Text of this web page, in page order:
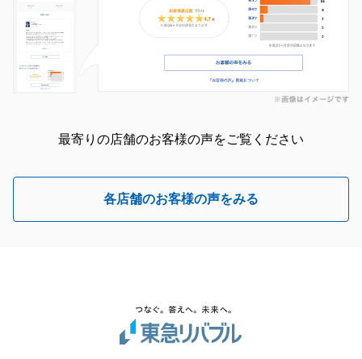
最寄りの店舗のお客様の声をご覧ください
各店舗のお客様の声をみる